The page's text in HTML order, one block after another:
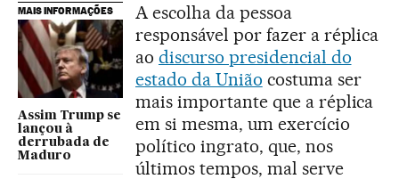
MAIS INFORMAÇÕES
Assim Trump se
lançou à
derrubada de
Maduro
A escolha da pessoa
responsável por fazer a réplica
ao discurso presidencial do
estado da União costuma ser
mais importante que a réplica
em si mesma, um exercício
político ingrato, que, nos
últimos tempos, mal serve